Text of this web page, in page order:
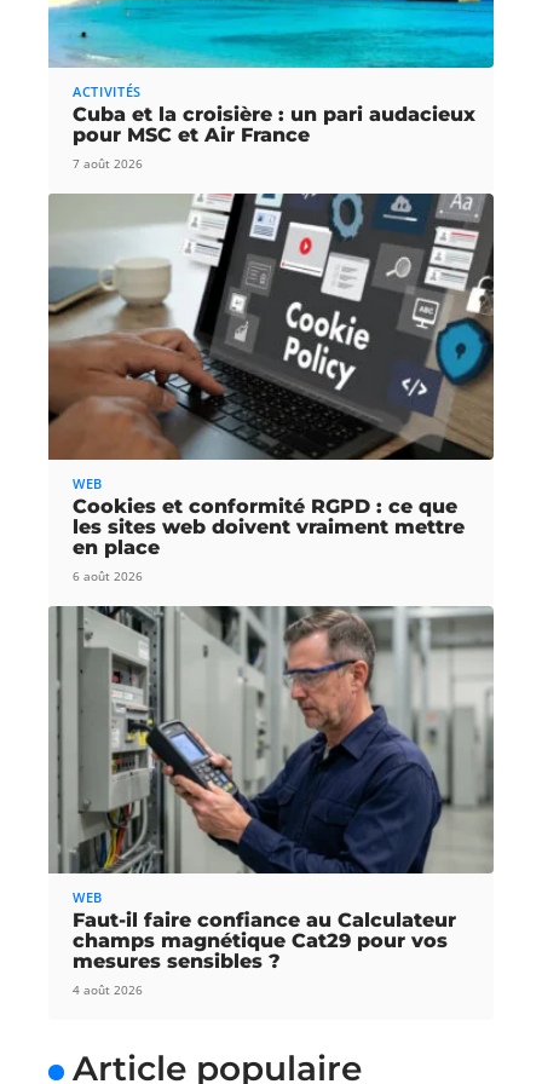
ACTIVITÉS
Cuba et la croisière : un pari audacieux
pour MSC et Air France
7 août 2026
WEB
Cookies et conformité RGPD : ce que
les sites web doivent vraiment mettre
en place
6 août 2026
WEB
Faut-il faire confiance au Calculateur
champs magnétique Cat29 pour vos
mesures sensibles ?
4 août 2026
Article populaire